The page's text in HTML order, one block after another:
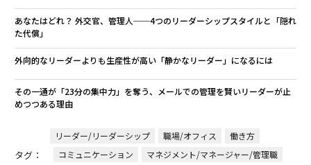
あなたはどれ？ 外交官、管理人──4つのリーダーシップスタイルと「隠れ
た代償」
外向的なリーダーよりも生産性が高い「静かなリーダー」になるには
その一通が「23分の集中力」を奪う、メールでの管理を賢いリーダーが止
めつつある理由
タグ：
リーダー/リーダーシップ 職場/オフィス
働き方
コミュニケーション
マネジメント/マネージャー/管理職